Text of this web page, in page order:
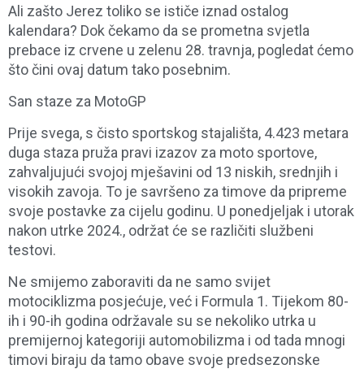
Ali zašto Jerez toliko se ističe iznad ostalog
kalendara? Dok čekamo da se prometna svjetla
prebace iz crvene u zelenu 28. travnja, pogledat ćemo
što čini ovaj datum tako posebnim.
San staze za MotoGP
Prije svega, s čisto sportskog stajališta, 4.423 metara
duga staza pruža pravi izazov za moto sportove,
zahvaljujući svojoj mješavini od 13 niskih, srednjih i
visokih zavoja. To je savršeno za timove da pripreme
svoje postavke za cijelu godinu. U ponedjeljak i utorak
nakon utrke 2024., održat će se različiti službeni
testovi.
Ne smijemo zaboraviti da ne samo svijet
motociklizma posjećuje, već i Formula 1. Tijekom 80-
ih i 90-ih godina održavale su se nekoliko utrka u
premijernoj kategoriji automobilizma i od tada mnogi
timovi biraju da tamo obave svoje predsezonske